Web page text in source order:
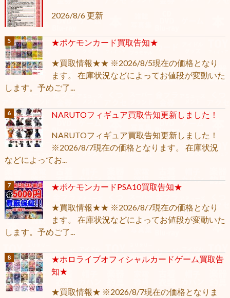
2026/8/6 更新
★ポケモンカード買取告知★
★買取情報★★ ※2026/8/5現在の価格となり
ます。 在庫状況などによってお値段が変動いた
します。予めご了...
NARUTOフィギュア買取告知更新しました！
NARUTOフィギュア買取告知更新しました！
※2026/8/7現在の価格となります。 在庫状況
などによってお...
★ポケモンカードPSA10買取告知★
★買取情報★★ ※2026/8/7現在の価格となり
ます。 在庫状況などによってお値段が変動いた
します。予めご了...
★ホロライブオフィシャルカードゲーム買取告
知★
★買取情報★ ※2026/8/7現在の価格となりま